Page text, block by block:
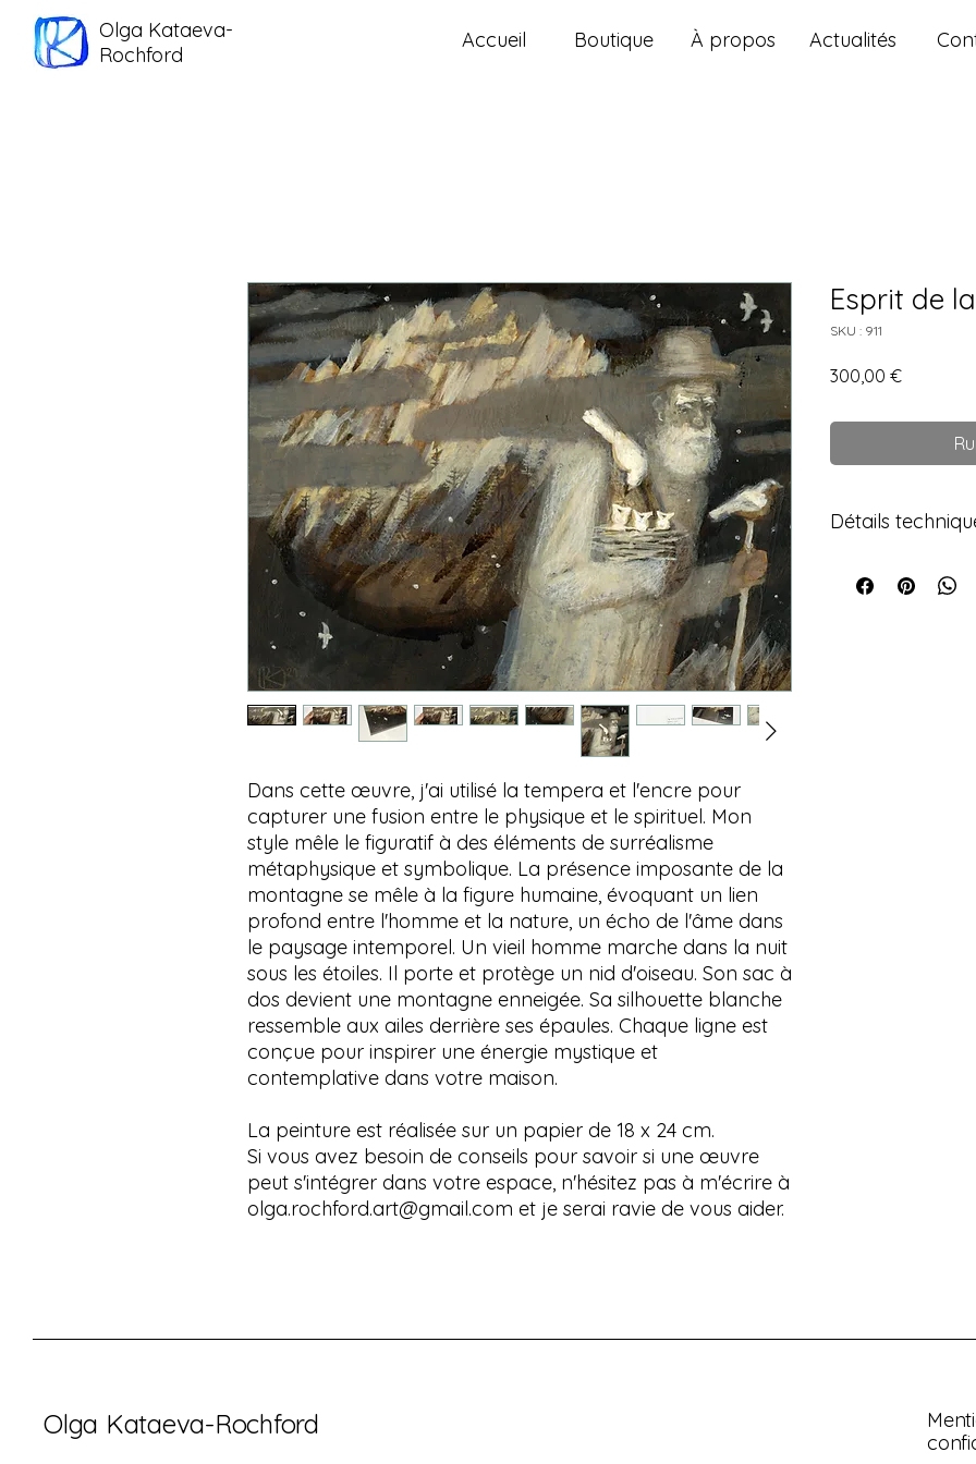
Olga Kataeva-
Rochford
Accueil Boutique À propos Actualités
Dans cette œuvre, j'ai utilisé la tempera et l'encre pour
capturer une fusion entre le physique et le spirituel. Mon
style mêle le figuratif à des éléments de surréalisme
métaphysique et symbolique. La présence imposante de la
montagne se mêle à la figure humaine, évoquant un lien
profond entre l'homme et la nature, un écho de l'âme dans
le paysage intemporel. Un vieil homme marche dans la nuit
sous les étoiles. Il porte et protège un nid d'oiseau. Son sac à
dos devient une montagne enneigée. Sa silhouette blanche
ressemble aux ailes derrière ses épaules. Chaque ligne est
conçue pour inspirer une énergie mystique et
contemplative dans votre maison.
La peinture est réalisée sur un papier de 18 x 24 cm.
Si vous avez besoin de conseils pour savoir si une œuvre
peut s'intégrer dans votre espace, n'hésitez pas à m'écrire à
olga.rochford.art@gmail.com et je serai ravie de vous aider.
Esprit de
SKU : 911
300,00 €Prix
Détails
18 x 24 cm
Olga Kataeva-Rochford